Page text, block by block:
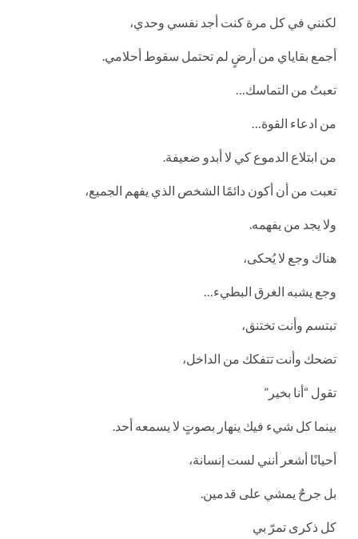
لكنني في كل مرة كنت أجد نفسي وحدي،
أجمع بقاياي من أرضٍ لم تحتمل سقوط أحلامي.
تعبتُ من التماسك…
من ادعاء القوة…
من ابتلاع الدموع كي لا أبدو ضعيفة.
تعبت من أن أكون دائمًا الشخص الذي يفهم الجميع،
ولا يجد من يفهمه.
هناك وجع لا يُحكى،
وجع يشبه الغرق البطيء…
تبتسم وأنت تختنق،
تضحك وأنت تتفكك من الداخل،
تقول “أنا بخير”
بينما كل شيء فيك ينهار بصوتٍ لا يسمعه أحد.
أحيانًا أشعر أنني لست إنسانة،
بل جرحٌ يمشي على قدمين.
كل ذكرى تمرّ بي